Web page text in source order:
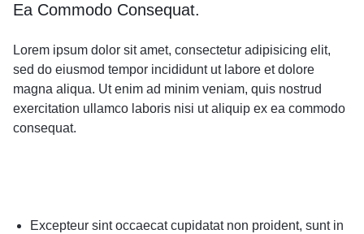
Ea Commodo Consequat.
Lorem ipsum dolor sit amet, consectetur adipisicing elit,
sed do eiusmod tempor incididunt ut labore et dolore
magna aliqua. Ut enim ad minim veniam, quis nostrud
exercitation ullamco laboris nisi ut aliquip ex ea commodo
consequat.
Excepteur sint occaecat cupidatat non proident, sunt in